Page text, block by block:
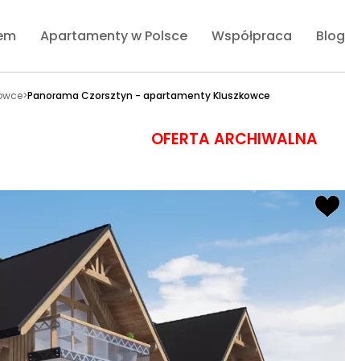
Apartamenty w Polsce Współpraca Blog
>Panorama Czorsztyn - apartamenty Kluszkowce
OFERTA ARCHIWALNA